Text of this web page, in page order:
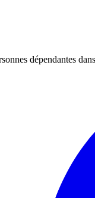
dépendantes